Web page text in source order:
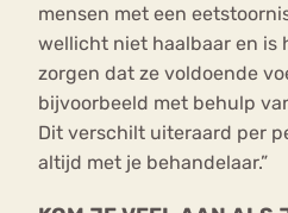
mensen met een
wellicht niet haalbaar en is
zorgen dat ze voldoende
bijvoorbeeld met behulp
Dit verschilt uiteraard per
altijd met je behandelaar.”